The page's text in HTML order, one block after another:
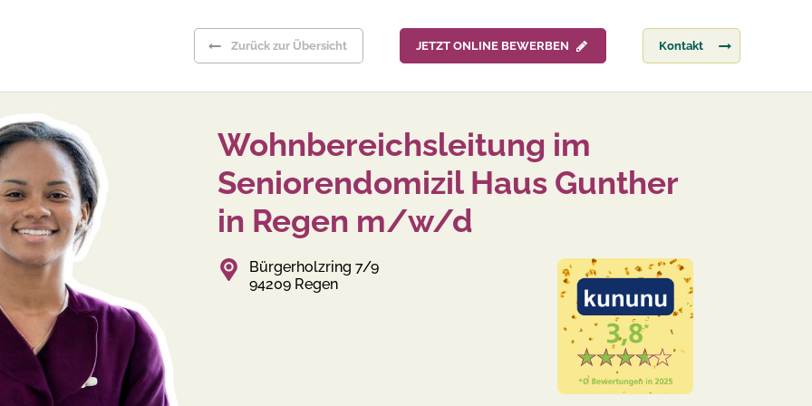
Zurück zur Übersicht JETZT ONLINE BEWERBEN Kontakt
Wohnbereichsleitung im
Seniorendomizil Haus Gunther
in Regen m/w/d
Bürgerholzring 7/9
94209 Regen